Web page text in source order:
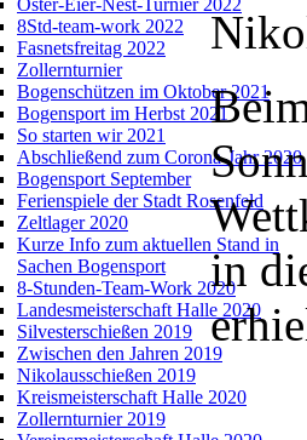
Oster-Eier-Nest-Turnier 2022
8Std-team-work 2022
Fasnetsfreitag 2022
Zollernturnier
Bogenschützen im Oktober 2021
Bogensport im Herbst 2021
So starten wir 2021
Abschließend zum Corona-Jahr 2020
Bogensport September
Ferienspiele der Stadt Rosenfeld
Zeltlager 2020
Kurze Info zum aktuellen Stand in
Sachen Bogensport
8-Stunden-Team-Work 2020
Landesmeisterschaft Halle 2020
Silvesterschießen 2019
Zwischen den Jahren 2019
Nikolausschießen 2019
Kreismeisterschaft Halle 2020
Zollernturnier 2019
in